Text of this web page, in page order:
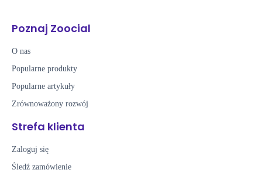
Poznaj Zoocial
O nas
Popularne produkty
Popularne artykuły
Zrównoważony rozwój
Strefa klienta
Zaloguj się
Śledź zamówienie